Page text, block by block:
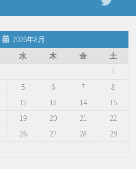
2026年8月
水 木 金
土
1
5 6 7
8
12 13 14
15
19 20 21
22
26 27 28
29